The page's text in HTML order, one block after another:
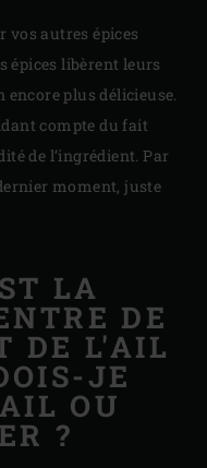
vos autres épices
épices libèrent leurs
plus délicieuse.
compte du fait
de l’ingrédient. Par
moment, juste
LA
DE
DE L'AIL
JE
OU
?